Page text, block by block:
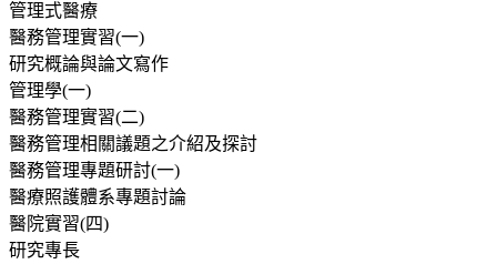
管理式醫療
醫務管理實習(一)
研究概論與論文寫作
管理學(一)
醫務管理實習(二)
醫務管理相關議題之介紹及探討
醫務管理專題研討(一)
醫療照護體系專題討論
醫院實習(四)
研究專長